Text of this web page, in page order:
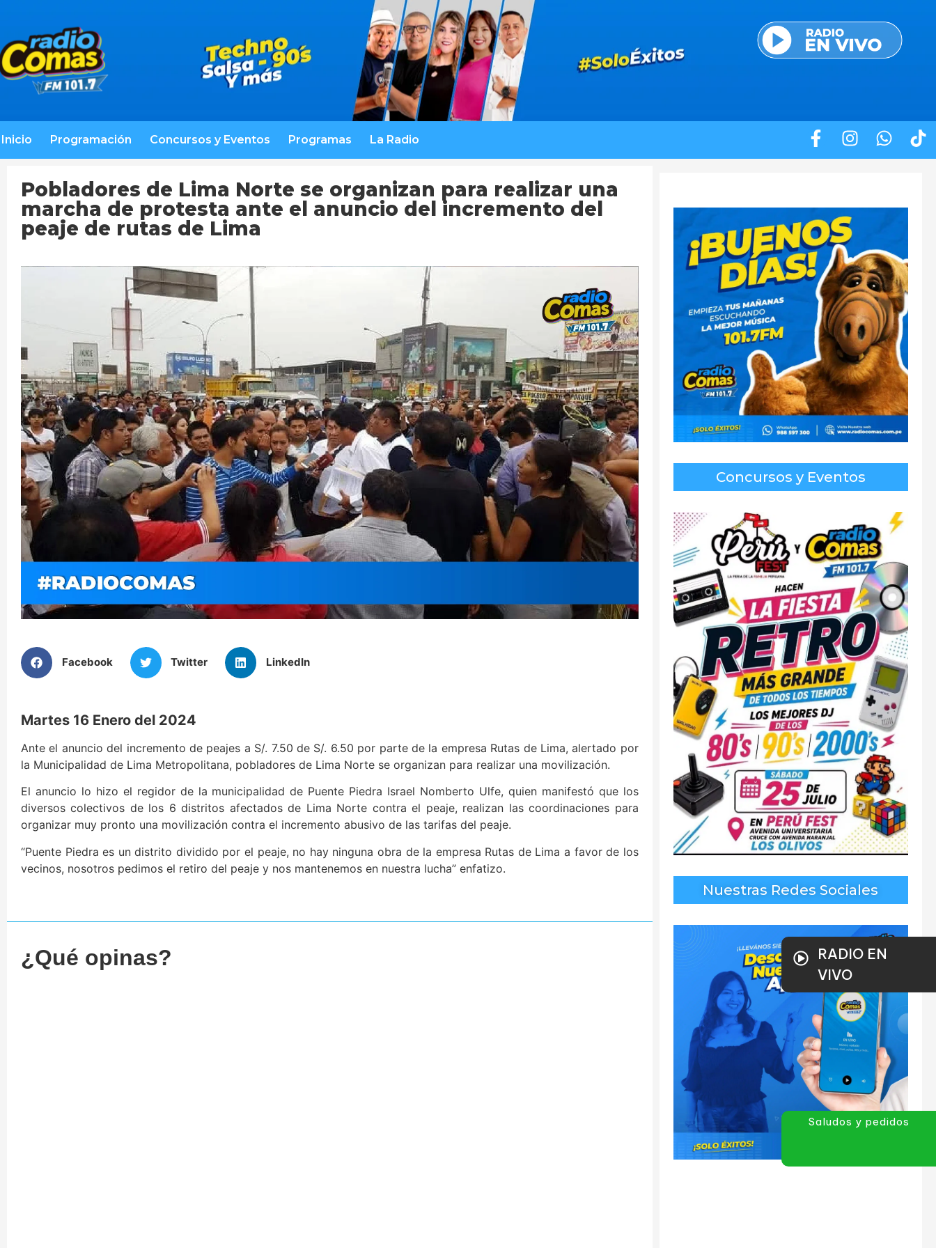
Inicio Programación Concursos y Eventos Programas La Radio
Pobladores de Lima Norte se organizan para realizar una
marcha de protesta ante el anuncio del incremento del
peaje de rutas de Lima
Facebook Twitter LinkedIn
Martes 16 Enero del 2024
Ante el anuncio del incremento de peajes a S/. 7.50 de S/. 6.50 por parte de la empresa Rutas de Lima, alertado por
la Municipalidad de Lima Metropolitana, pobladores de Lima Norte se organizan para realizar una movilización.
El anuncio lo hizo el regidor de la municipalidad de Puente Piedra Israel Nomberto Ulfe, quien manifestó que los
diversos colectivos de los 6 distritos afectados de Lima Norte contra el peaje, realizan las coordinaciones para
organizar muy pronto una movilización contra el incremento abusivo de las tarifas del peaje.
“Puente Piedra es un distrito dividido por el peaje, no hay ninguna obra de la empresa Rutas de Lima a favor de los
vecinos, nosotros pedimos el retiro del peaje y nos mantenemos en nuestra lucha” enfatizo.
¿Qué opinas?
Concursos y Eventos
Nuestras Redes Sociales
RADIO EN
VIVO
Saludos y pedidos